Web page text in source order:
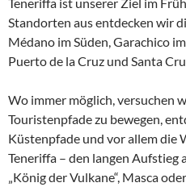
Standorten aus entdecken wir
Médano im Süden, Garachico
Puerto de la Cruz und Santa
Wo immer möglich, versuchen
Touristenpfade zu bewegen,
Küstenpfade und vor allem die
Teneriffa – den langen Aufstieg
„König der Vulkane“, Masca